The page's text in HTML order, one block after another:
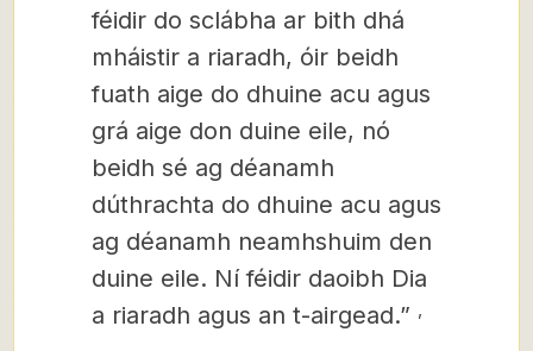
féidir do sclábha ar bith dhá
mháistir a riaradh, óir beidh
fuath aige do dhuine acu agus
grá aige don duine eile, nó
beidh sé ag déanamh
dúthrachta do dhuine acu agus
ag déanamh neamhshuim den
duine eile. Ní féidir daoibh Dia
a riaradh agus an t-airgead.”